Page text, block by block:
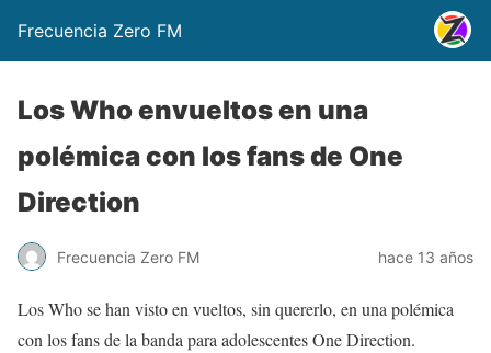
Frecuencia Zero FM
Los Who envueltos en una
polémica con los fans de One
Direction
Frecuencia Zero FM hace 13 años
Los Who se han visto en vueltos, sin quererlo, en una polémica
con los fans de la banda para adolescentes One Direction.